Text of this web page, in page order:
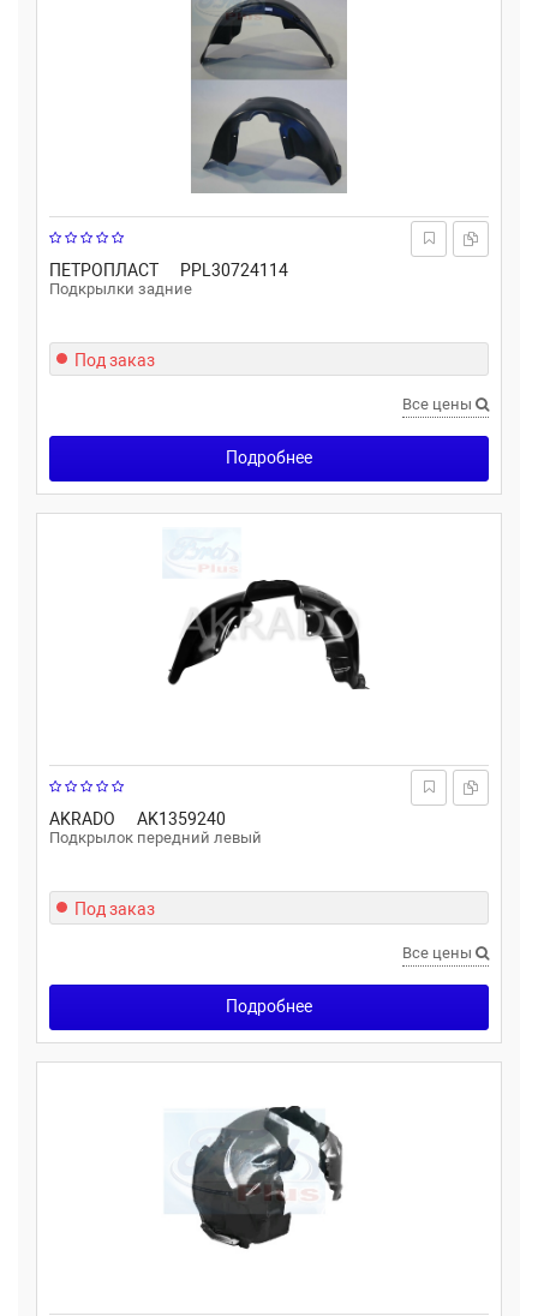
ПЕТРОПЛАСТ PPL30724114
Подкрылки задние
Под заказ
Все цены
Подробнее
AKRADO AK1359240
Подкрылок передний левый
Под заказ
Все цены
Подробнее